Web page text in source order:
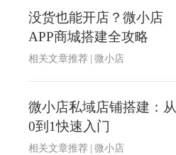
没货也能开店？微小店
APP商城搭建全攻略
相关文章推荐 | 微小店
微小店私域店铺搭建：从
0到1快速入门
相关文章推荐 微小店